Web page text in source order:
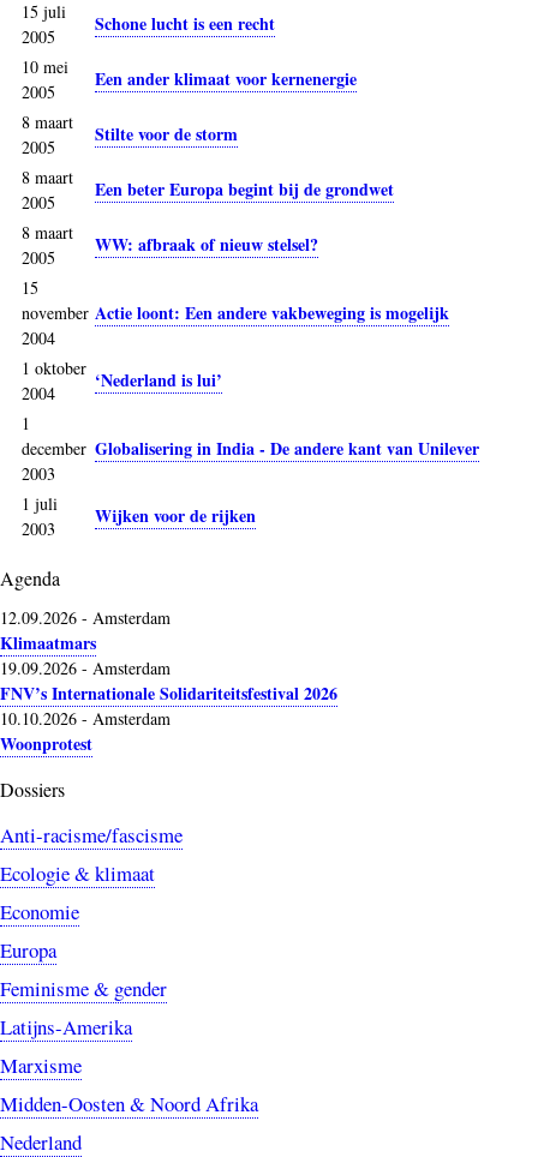
15 juli
2005
Schone lucht is een recht
10 mei
2005
Een ander klimaat voor kernenergie
8 maart
2005
Stilte voor de storm
8 maart
2005
Een beter Europa begint bij de grondwet
8 maart
2005
WW: afbraak of nieuw stelsel?
15
november
2004
Actie loont: Een andere vakbeweging is mogelijk
1 oktober
2004
‘Nederland is lui’
1
december
2003
Globalisering in India - De andere kant van Unilever
1 juli
2003
Wijken voor de rijken
Agenda
12.09.2026 - Amsterdam
Klimaatmars
19.09.2026 - Amsterdam
FNV’s Internationale Solidariteitsfestival 2026
10.10.2026 - Amsterdam
Woonprotest
Dossiers
Anti-racisme/fascisme
Ecologie & klimaat
Economie
Europa
Feminisme & gender
Latijns-Amerika
Marxisme
Midden-Oosten & Noord Afrika
Nederland